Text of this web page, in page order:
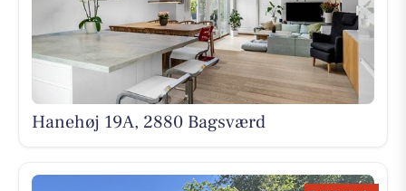
Hanehøj 19A, 2880 Bagsværd